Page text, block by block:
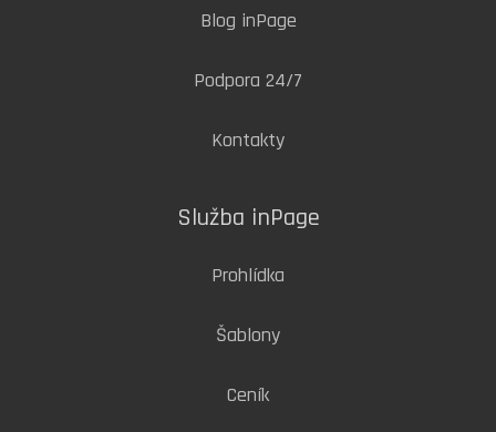
Blog inPage
Podpora 24/7
Kontakty
Služba inPage
Prohlídka
Šablony
Ceník